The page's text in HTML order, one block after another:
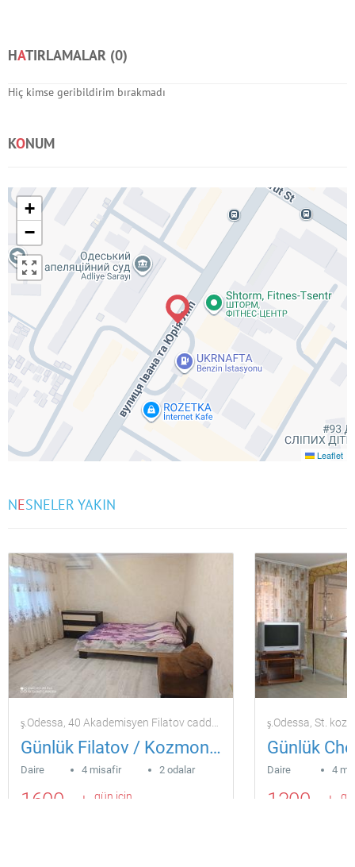
HATIRLAMALAR (0)
Hiç kimse geribildirim bırakmadı
KONUM
+
−
Leaflet
NESNELER YAKIN
Günlük Filatov / Kozmonotlar kiralarım
Daire 4 misafir 2 odalar
1600 uah gün için
ş.Odessa, St.
Daire 4
1300 uah